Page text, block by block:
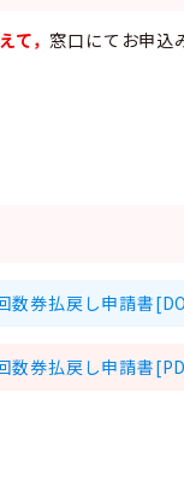
て， 窓口にてお申込
数券払戻し申請書
数券払戻し申請書